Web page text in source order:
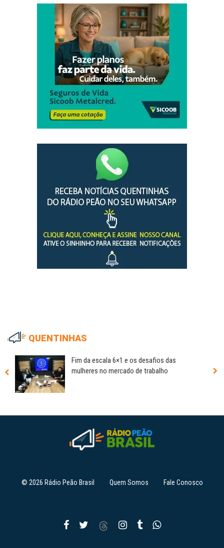
QUENTINHAS
Fim da escala 6×1 e os desafios das
mulheres no mercado de trabalho
© 2026 Rádio Peão Brasil Quem Somos Fale Conosco